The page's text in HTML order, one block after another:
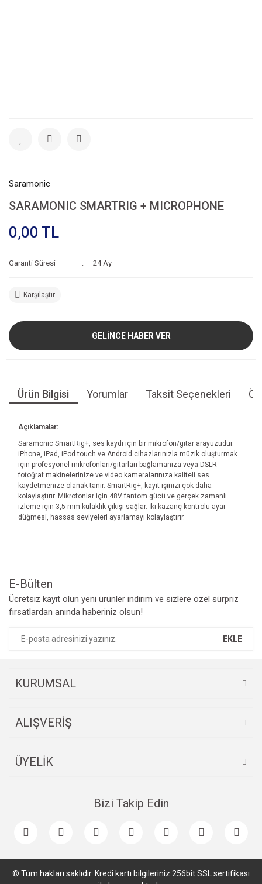
Saramonic
SARAMONIC SMARTRIG + MICROPHONE
0,00 TL
Garanti Süresi 24 Ay
Karşılaştır
GELİNCE HABER VER
Ürün Bilgisi Yorumlar Taksit Seçenekleri
Açıklamalar:
Saramonic SmartRig+, ses kaydı için bir mikrofon/gitar arayüzüdür.
iPhone, iPad, iPod touch ve Android cihazlarınızla müzik oluşturmak
için profesyonel mikrofonları/gitarları bağlamanıza veya DSLR
fotoğraf makinelerinize ve video kameralarınıza kaliteli ses
kaydetmenize olanak tanır. SmartRig+, kayıt işinizi çok daha
kolaylaştırır. Mikrofonlar için 48V fantom gücü ve gerçek zamanlı
izleme için 3,5 mm kulaklık çıkışı sağlar. İki kazanç kontrolü ayar
düğmesi, hassas seviyeleri ayarlamayı kolaylaştırır.
Ürün resmi kalitesiz, bozuk veya görüntülenemiyor.
Ürün açıklamasında eksik bilgiler bulunuyor.
E-Bülten
Ücretsiz kayıt olun yeni ürünler indirim ve sizlere özel sürpriz
fırsatlardan anında haberiniz olsun!
EKLE
KURUMSAL
ALIŞVERİŞ
ÜYELİK
Bizi Takip Edin
© Tüm hakları saklıdır. Kredi kartı bilgileriniz 256bit SSL sertifikası